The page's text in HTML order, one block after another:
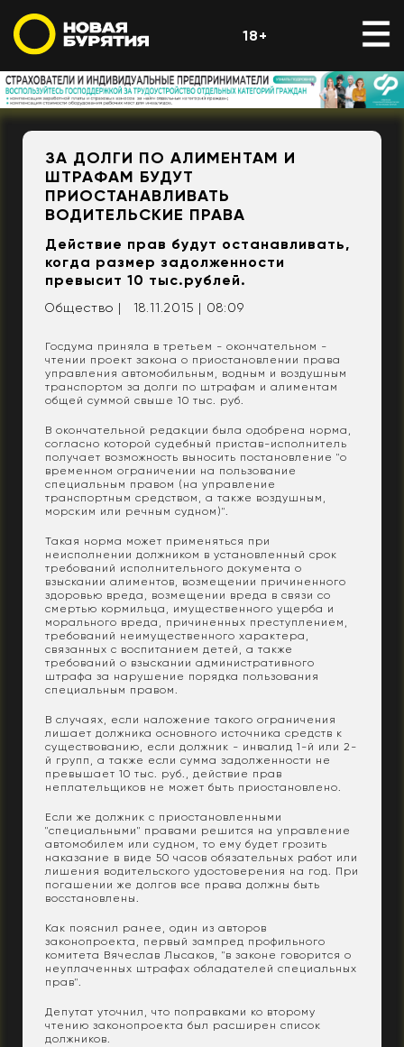
18+
ЗА ДОЛГИ ПО АЛИМЕНТАМ И
ШТРАФАМ БУДУТ
ПРИОСТАНАВЛИВАТЬ
ВОДИТЕЛЬСКИЕ ПРАВА
Действие прав будут останавливать,
когда размер задолженности
превысит 10 тыс.рублей.
Общество | 18.11.2015 | 08:09
Госдума приняла в третьем - окончательном -
чтении проект закона о приостановлении права
управления автомобильным, водным и воздушным
транспортом за долги по штрафам и алиментам
общей суммой свыше 10 тыс. руб.
В окончательной редакции была одобрена норма,
согласно которой судебный пристав-исполнитель
получает возможность выносить постановление "о
временном ограничении на пользование
специальным правом (на управление
транспортным средством, а также воздушным,
морским или речным судном)".
Такая норма может применяться при
неисполнении должником в установленный срок
требований исполнительного документа о
взыскании алиментов, возмещении причиненного
здоровью вреда, возмещении вреда в связи со
смертью кормильца, имущественного ущерба и
морального вреда, причиненных преступлением,
требований неимущественного характера,
связанных с воспитанием детей, а также
требований о взыскании административного
штрафа за нарушение порядка пользования
специальным правом.
В случаях, если наложение такого ограничения
лишает должника основного источника средств к
существованию, если должник - инвалид 1-й или 2-
й групп, а также если сумма задолженности не
превышает 10 тыс. руб., действие прав
неплательщиков не может быть приостановлено.
Если же должник с приостановленными
"специальными" правами решится на управление
автомобилем или судном, то ему будет грозить
наказание в виде 50 часов обязательных работ или
лишения водительского удостоверения на год. При
погашении же долгов все права должны быть
восстановлены.
Как пояснил ранее, один из авторов
законопроекта, первый зампред профильного
комитета Вячеслав Лысаков, "в законе говорится о
неуплаченных штрафах обладателей специальных
прав".
Депутат уточнил, что поправками ко второму
чтению законопроекта был расширен список
должников.